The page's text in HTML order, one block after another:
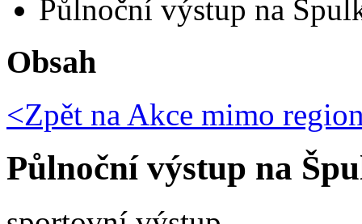
Půlnoční výstup na
Obsah
<Zpět na Akce mimo
Půlnoční výstup na